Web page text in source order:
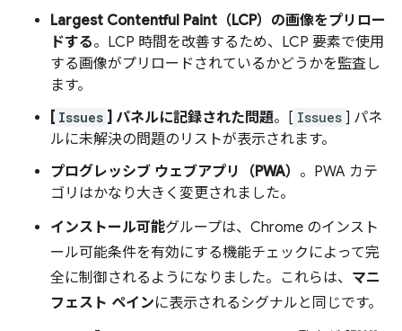
Largest Contentful Paint（LCP）の画像をプリロー
ドする。LCP 時間を改善するため、LCP 要素で使用
する画像がプリロードされているかどうかを監査し
ます。
[ Issues ] パネルに記録された問題。[ Issues ] パネ
ルに未解決の問題のリストが表示されます。
プログレッシブ ウェブアプリ（PWA） 。PWA カテ
ゴリはかなり大きく変更されました。
インストール可能グループは、Chrome のインスト
ール可能条件を有効にする機能チェックによって完
全に制御されるようになりました。これらは、 マニ
フェスト ペインに表示されるシグナルと同じです。